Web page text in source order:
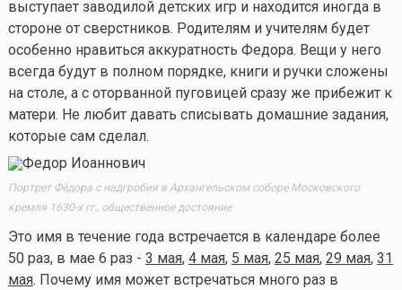
выступает заводилой детских игр и находится иногда в
стороне от сверстников. Родителям и учителям будет
особенно нравиться аккуратность Федора. Вещи у него
всегда будут в полном порядке, книги и ручки сложены
на столе, а с оторванной пуговицей сразу же прибежит к
матери. Не любит давать списывать домашние задания,
которые сам сделал.
Портрет Фёдора с надгробия в Архангельском соборе Московского
кремля 1630-х гг., общественное достояние
Это имя в течение года встречается в календаре более
50 раз, в мае 6 раз - 3 мая, 4 мая, 5 мая, 25 мая, 29 мая, 31
мая. Почему имя может встречаться много раз в